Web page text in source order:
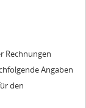
Rechnungen
Angaben
den